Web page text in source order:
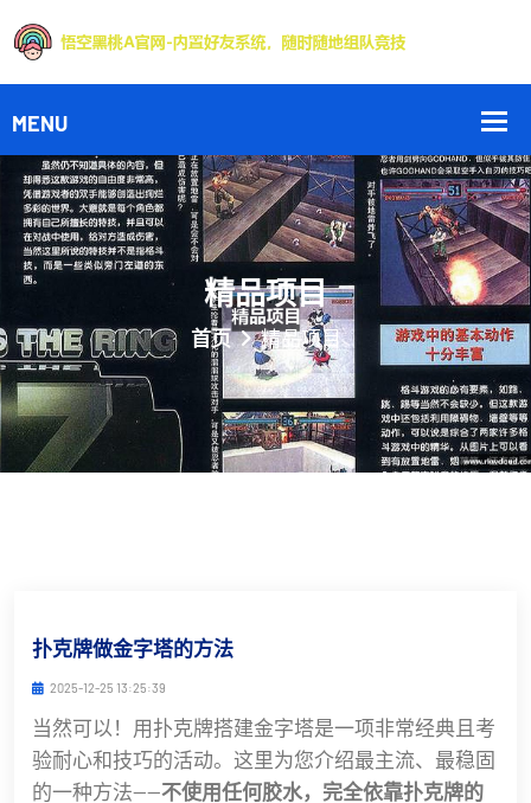
精品项目
首页 精品项目
扑克牌做金字塔的方法
2025-12-25 13:25:39
当然可以！用扑克牌搭建金字塔是一项非常经典且考
验耐心和技巧的活动。这里为您介绍最主流、最稳固
的一种方法——不使用任何胶水，完全依靠扑克牌的